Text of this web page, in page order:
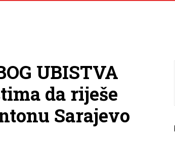
UBISTVA
da riješe
Sarajevo